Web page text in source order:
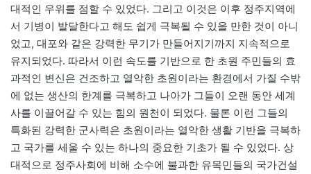
대적인 우위를 점할 수 있었다. 그리고 이것은 이후 정주지역에
서 기병이 발달한다고 해도 쉽게 극복될 수 있을 만한 것이 아니
었고, 대포와 같은 강력한 무기가 만들어지기까지 지속적으로
유지되었다. 따라서 이런 속도를 기반으로 한 초원 주민들의 효
과적인 변신은 건조하고 열악한 초원이라는 환경에서 가질 수밖
에 없는 생산의 한계를 극복하고 나아가 그들이 오랜 동안 세계
사를 이끌어갈 수 있는 힘의 원천이 되었다. 물론 이런 그들의
특화된 강력한 군사력은 초원이라는 열악한 생활 기반을 극복하
고 국가를 세울 수 있는 하나의 중요한 기초가 될 수 있었다. 상
대적으로 정주사회에 비해 소수에 불과한 유목민들의 국가건설